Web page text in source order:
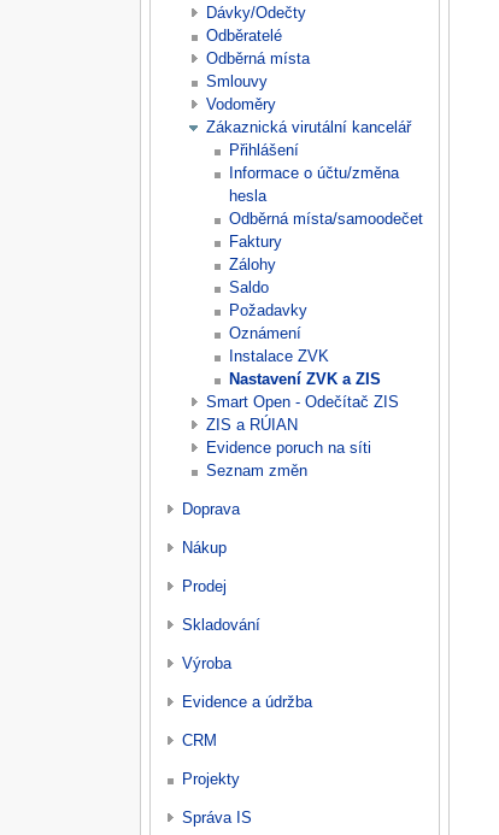
Dávky/Odečty
Odběratelé
Odběrná místa
Smlouvy
Vodoměry
Zákaznická virutální kancelář
Přihlášení
Informace o účtu/změna
hesla
Odběrná místa/samoodečet
Faktury
Zálohy
Saldo
Požadavky
Oznámení
Instalace ZVK
Nastavení ZVK a ZIS
Smart Open - Odečítač ZIS
ZIS a RÚIAN
Evidence poruch na síti
Seznam změn
Doprava
Nákup
Prodej
Skladování
Výroba
Evidence a údržba
CRM
Projekty
Správa IS